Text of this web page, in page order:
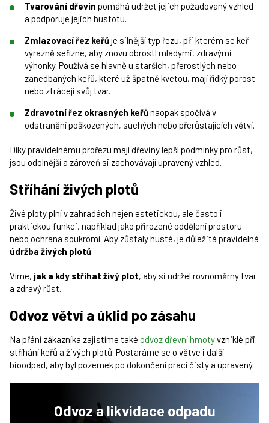
Tvarování dřevin pomáhá udržet jejich požadovaný vzhled
a podporuje jejich hustotu.
Zmlazovací řez keřůje silnější typ řezu, při kterém se keř
výrazně seřízne, aby znovu obrostl mladými, zdravými
výhonky. Používá se hlavně u starších, přerostlých nebo
zanedbaných keřů, které už špatně kvetou, mají řídký porost
nebo ztrácejí svůj tvar.
Zdravotní řez okrasných keřůnaopak spočívá v
odstranění poškozených, suchých nebo přerůstajících větví.
Díky pravidelnému prořezu mají dřeviny lepší podmínky pro růst,
jsou odolnější a zároveň si zachovávají upravený vzhled.
Stříhání živých plotů
Živé ploty plní v zahradách nejen estetickou, ale často i
praktickou funkci, například jako přirozené oddělení prostoru
nebo ochrana soukromí. Aby zůstaly husté, je důležitá pravidelná
údržba živých plotů.
Víme, jak a kdy stříhat živý plot, aby si udržel rovnoměrný tvar
a zdravý růst.
Odvoz větví a úklid po zásahu
Na přání zákazníka zajistíme také odvoz dřevní hmotyvzniklé při
stříhání keřů a živých plotů. Postaráme se o větve i další
bioodpad, aby byl pozemek po dokončení prací čistý a upravený.
Odvoz a likvidace odpadu